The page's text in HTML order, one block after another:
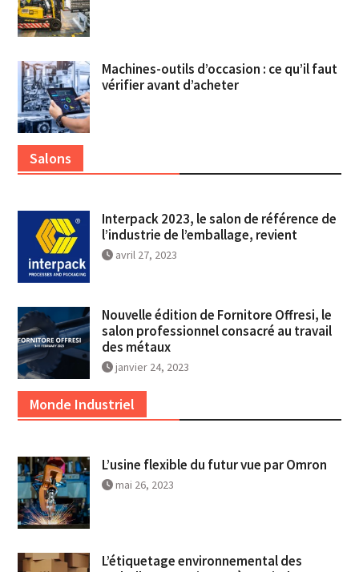
Machines-outils d’occasion : ce qu’il faut
vérifier avant d’acheter
Salons
Interpack 2023, le salon de référence de
l’industrie de l’emballage, revient
avril 27, 2023
Nouvelle édition de Fornitore Offresi, le
salon professionnel consacré au travail
des métaux
janvier 24, 2023
Monde Industriel
L’usine flexible du futur vue par Omron
mai 26, 2023
L’étiquetage environnemental des